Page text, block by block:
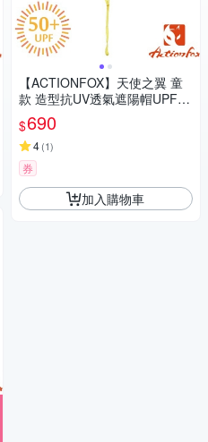
【ACTIONFOX】天使之翼 童
款 造型抗UV透氣遮陽帽UPF50
+.中盤帽.休閒帽_631-4801 螢
光粉
$690
4(1)
券
加入購物車